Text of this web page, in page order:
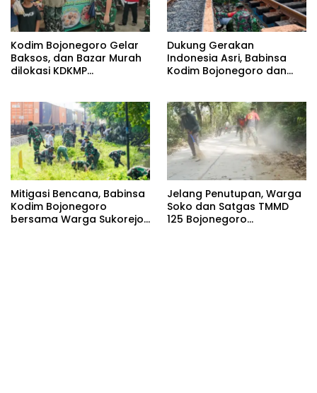
Kodim Bojonegoro Gelar
Baksos, dan Bazar Murah
dilokasi KDKMP
Dukung Gerakan
Indonesia Asri, Babinsa
Kodim Bojonegoro dan
Lingkungan
Mitigasi Bencana, Babinsa
Kodim Bojonegoro
bersama Warga Sukorejo
Jelang Penutupan, Warga
Soko dan Satgas TMMD
125 Bojonegoro